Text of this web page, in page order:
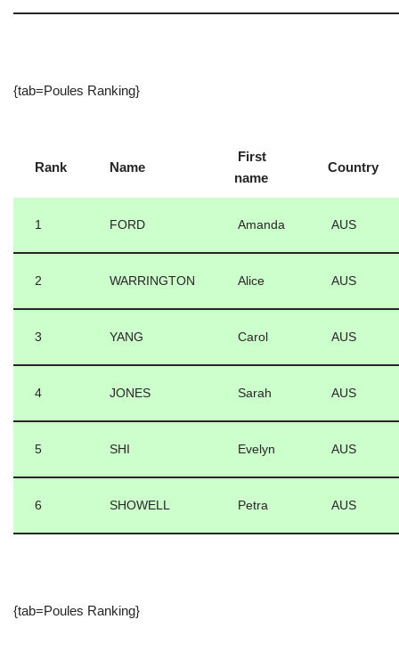
{tab=Poules Ranking}
Rank Name
First
name
Country
1 FORD Amanda AUS
2 WARRINGTON Alice AUS
3 YANG Carol AUS
4 JONES Sarah AUS
5 SHI Evelyn AUS
6 SHOWELL Petra AUS
{tab=Poules Ranking}